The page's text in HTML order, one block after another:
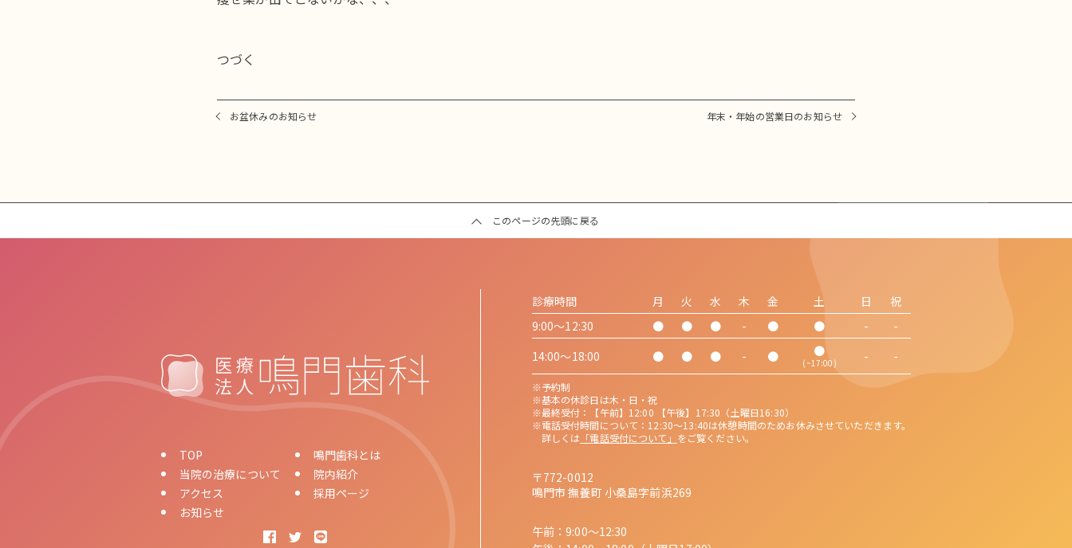
つづく
お盆休みのお知らせ 年末・年始の営業日のお知らせ
このページの先頭に戻る
TOP
鳴門歯科とは
当院の治療について
院内紹介
アクセス
採用ページ
お知らせ
診療時間 月 火 水 木 金 土 日
祝
9:00〜12:30
● ● ● - ● ● -
-
14:00〜18:00
● ● ● - ● ●
(~17:00) - -
予約制
基本の休診日は木・日・祝
最終受付：【午前】12:00 【午後】17:30（土曜日16:30）
電話受付時間について：12:30〜13:40は休憩時間のためお休みさせていただきます。
詳しくは 「電話受付について」 をご覧ください。
〒772-0012
鳴門市 撫養町 小桑島字前浜269
午前：9:00～12:30